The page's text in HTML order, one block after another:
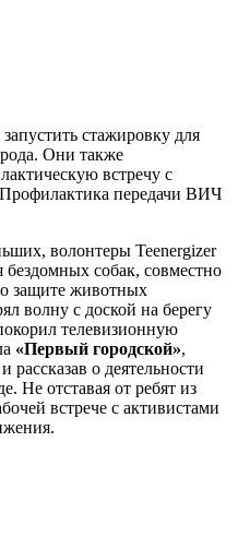
стажировку для
Они также
встречу с
передачи ВИЧ
волонтеры Teenergizer
собак, совместно
защите животных
волну с доской на берегу
телевизионную
«Первый городской»,
о деятельности
Не отставая от ребят из
встрече с активистами